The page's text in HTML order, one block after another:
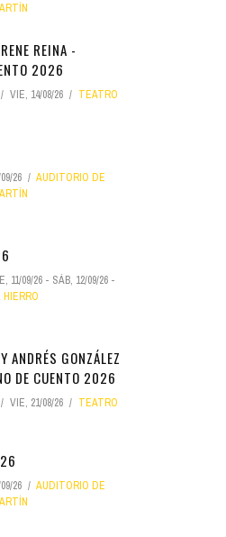
REINA -
2026
VIE, 14/08/26
TEATRO
26
AUDITORIO DE
11/09/26 - SÁB, 12/09/26 -
HIERRO
ANDRÉS GONZÁLEZ
DE CUENTO 2026
VIE, 21/08/26
TEATRO
26
AUDITORIO DE